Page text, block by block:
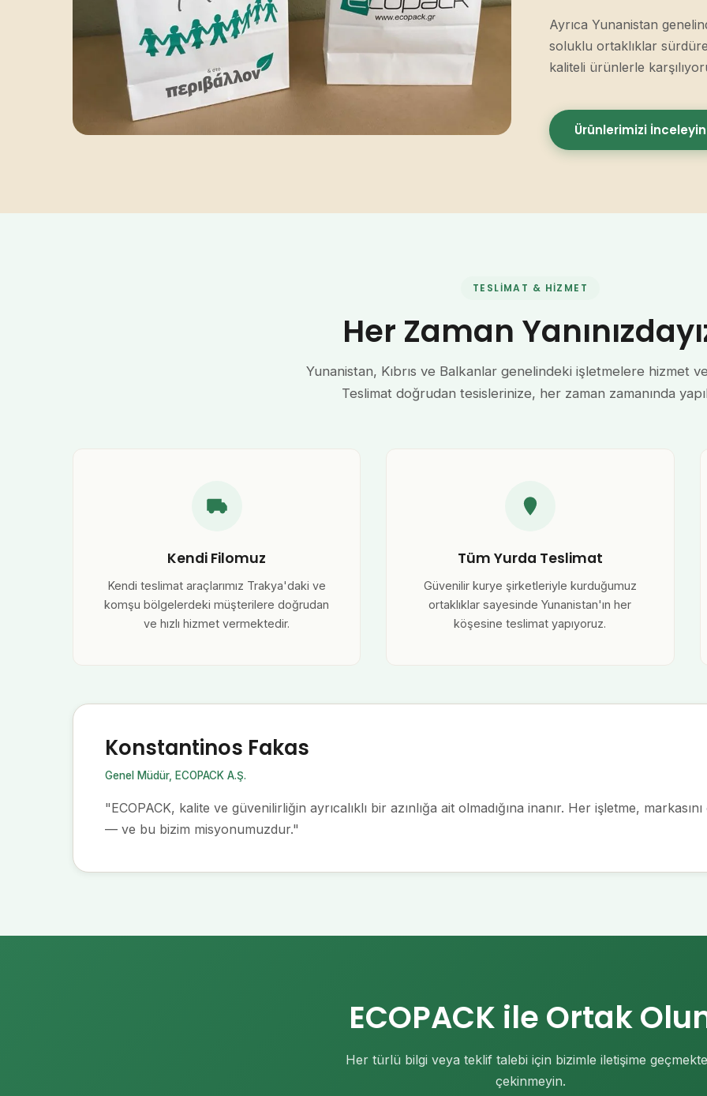
Ayrıca Yunanistan
soluklu ortaklıklar
kaliteli ürünlerle
Ürünlerimizi İnceleyin
TESLIMAT & HIZMET
Her Zaman
Yunanistan, Kıbrıs ve Balkanlar genelindeki işletmelere hizmet
Teslimat doğrudan tesislerinize, her zaman zamanında
Kendi Filomuz
Kendi teslimat araçlarımız Trakya'daki ve
komşu bölgelerdeki müşterilere doğrudan
ve hızlı hizmet vermektedir.
Tüm Yurda Teslimat
Güvenilir kurye şirketleriyle kurduğumuz
ortaklıklar sayesinde Yunanistan'ın her
köşesine teslimat yapıyoruz.
Konstantinos Fakas
Genel Müdür, ECOPACK A.Ş.
"ECOPACK, kalite ve güvenilirliğin ayrıcalıklı bir azınlığa ait olmadığına inanır. Her işletme,
— ve bu bizim misyonumuzdur."
ECOPACK ile Ortak
Her türlü bilgi veya teklif talebi için bizimle iletişime
çekinmeyin.